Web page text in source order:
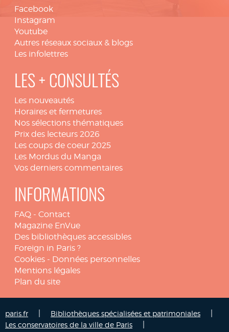
Facebook
Instagram
Youtube
Autres réseaux sociaux & blogs
Les infolettres
LES + CONSULTÉS
Les nouveautés
Horaires et fermetures
Nos sélections thématiques
Prix des lecteurs 2026
Les coups de coeur 2025
Les Mordus du Manga
Vos derniers commentaires
INFORMATIONS
FAQ - Contact
Magazine EnVue
Des bibliothèques accessibles
Foreign in Paris ?
Cookies - Données personnelles
Mentions légales
Plan du site
paris.fr Bibliothèques spécialisées et patrimoniales
Les conservatoires de la ville de Paris